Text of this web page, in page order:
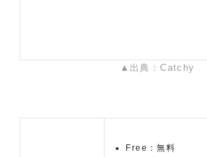
▲出典：Catchy
Free：無料